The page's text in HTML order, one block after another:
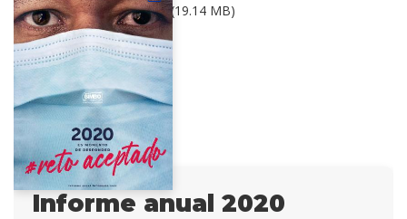
(19.14 MB)
Informe anual 2020